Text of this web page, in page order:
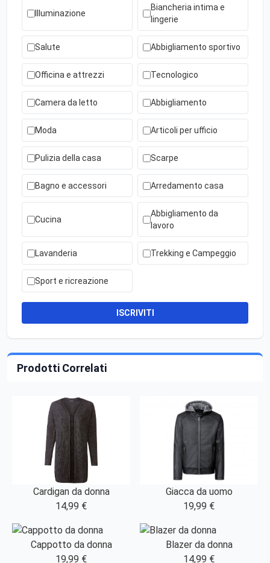
Illuminazione
Biancheria intima e
lingerie
Salute Abbigliamento sportivo
Officina e attrezzi Tecnologico
Camera da letto Abbigliamento
Moda Articoli per ufficio
Pulizia della casa Scarpe
Bagno e accessori Arredamento casa
Cucina
Abbigliamento da
lavoro
Lavanderia Trekking e Campeggio
Sport e ricreazione
ISCRIVITI
Prodotti Correlati
Cardigan da donna
14,99 €
Giacca da uomo
19,99 €
Cappotto da donna
19,99 €
Blazer da donna
14,99 €